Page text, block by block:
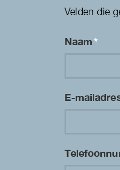
Velden die
Naam*
E-